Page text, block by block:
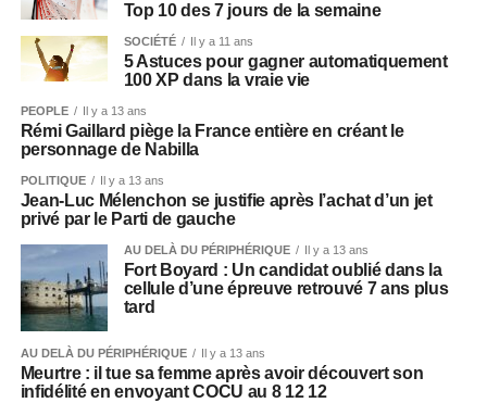
Top 10 des 7 jours de la semaine
SOCIÉTÉ Il y a 11 ans
5 Astuces pour gagner automatiquement
100 XP dans la vraie vie
PEOPLE Il y a 13 ans
Rémi Gaillard piège la France entière en créant le
personnage de Nabilla
POLITIQUE Il y a 13 ans
Jean-Luc Mélenchon se justifie après l’achat d’un jet
privé par le Parti de gauche
AU DELÀ DU PÉRIPHÉRIQUE Il y a 13 ans
Fort Boyard : Un candidat oublié dans la
cellule d’une épreuve retrouvé 7 ans plus
tard
AU DELÀ DU PÉRIPHÉRIQUE Il y a 13 ans
Meurtre : il tue sa femme après avoir découvert son
infidélité en envoyant COCU au 8 12 12